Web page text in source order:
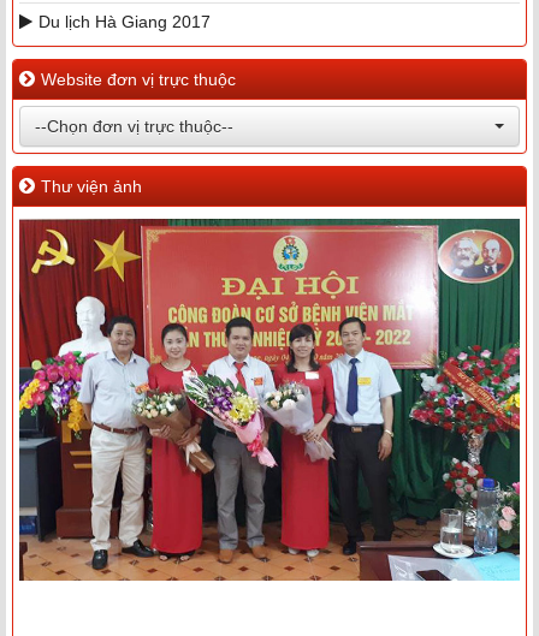
Du lịch Hà Giang 2017
Website đơn vị trực thuộc
--Chọn đơn vị trực thuộc--
Thư viện ảnh